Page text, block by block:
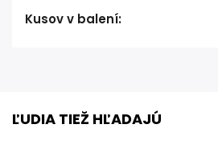
Kusov v balení:
ĽUDIA TIEŽ HĽADAJÚ